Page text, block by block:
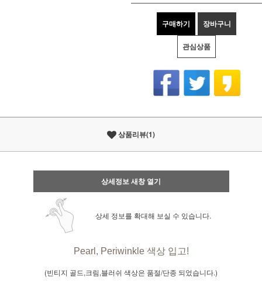
구매하기 장바구니
관심상품
상품리뷰(1)
상세정보 새창 열기
상세 정보를 확대해 보실 수 있습니다.
Pearl , Periwinkle 색상 입고!
(빈티지 골드,크림,블러쉬 색상은 품절/단종 되었습니다.)